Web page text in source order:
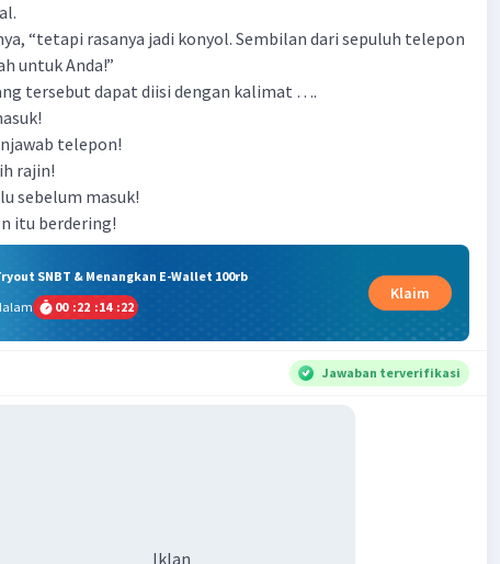
“tetapi rasanya jadi konyol. Sembilan dari sepuluh telepon
untuk Anda!”
tersebut dapat diisi dengan kalimat ….
telepon!
rajin!
sebelum masuk!
itu berdering!
SNBT & Menangkan E-Wallet 100rb
00 :22 :14 :22
Klaim
Jawaban terverifikasi
Iklan